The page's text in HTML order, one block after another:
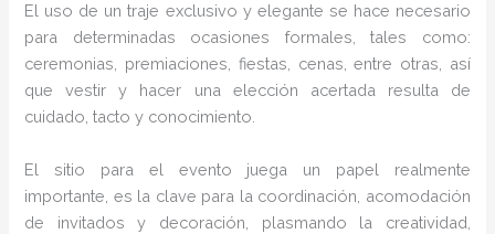
El uso de un traje exclusivo y elegante se hace necesario
para determinadas ocasiones formales, tales como:
ceremonias, premiaciones, fiestas, cenas, entre otras, así
que vestir y hacer una elección acertada resulta de
cuidado, tacto y conocimiento.
El sitio para el evento juega un papel realmente
importante, es la clave para la coordinación, acomodación
de invitados y decoración, plasmando la creatividad,